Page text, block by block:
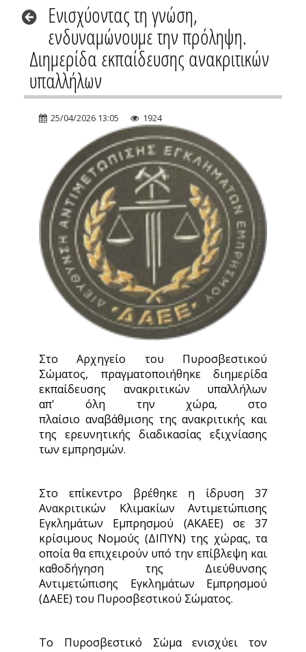
Ενισχύοντας τη γνώση,
ενδυναμώνουμε την πρόληψη.
Διημερίδα εκπαίδευσης ανακριτικών
υπαλλήλων
25/04/2026 13:05 1924
Στο Αρχηγείο του Πυροσβεστικού
Σώματος, πραγματοποιήθηκε διημερίδα
εκπαίδευσης ανακριτικών υπαλλήλων
απ' όλη την χώρα, στο
πλαίσιο αναβάθμισης της ανακριτικής και
της ερευνητικής διαδικασίας εξιχνίασης
των εμπρησμών.
Στο επίκεντρο βρέθηκε η ίδρυση 37
Ανακριτικών Κλιμακίων Αντιμετώπισης
Εγκλημάτων Εμπρησμού (ΑΚΑΕΕ) σε 37
κρίσιμους Νομούς (ΔΙΠΥΝ) της χώρας, τα
οποία θα επιχειρούν υπό την επίβλεψη και
καθοδήγηση της Διεύθυνσης
Αντιμετώπισης Εγκλημάτων Εμπρησμού
(ΔΑΕΕ) του Πυροσβεστικού Σώματος.
Το Πυροσβεστικό Σώμα ενισχύει τον